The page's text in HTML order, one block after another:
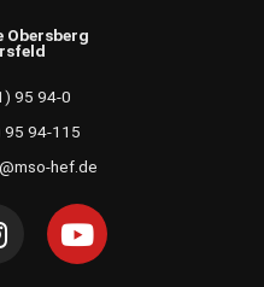
Obersberg
95 94-0
95 94-115
hef.de
Y
o